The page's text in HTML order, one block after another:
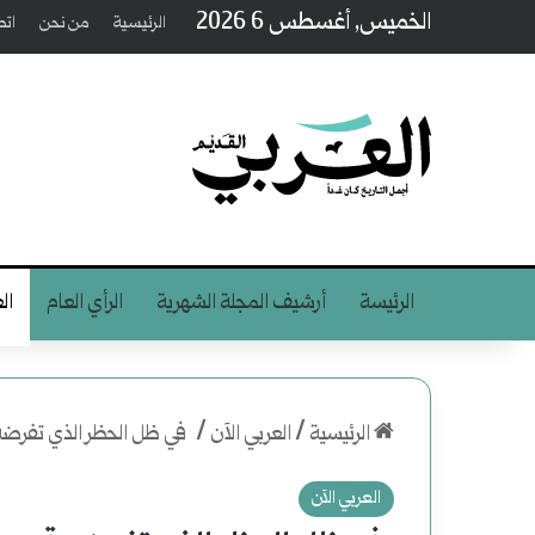
الخميس, أغسطس 6 2026 الرئيسية من نحن
الرئيسة أرشيف المجلة الشهرية الرأي العام
الرئيسية /العربي الآن / في ظل الحظر الذي
العربي الآن